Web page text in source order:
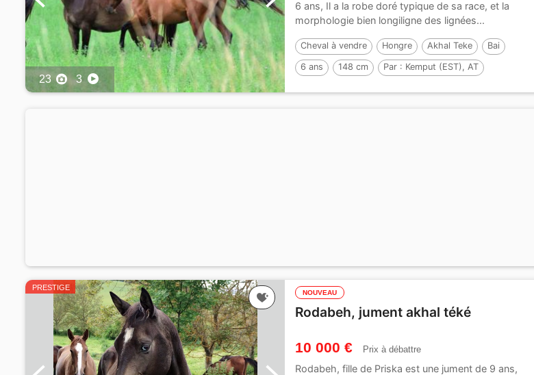
23 3
6 ans, Il a la robe doré typique de sa race, et la
morphologie bien longiligne des lignées...
Cheval à vendre Hongre Akhal Teke Bai
6 ans 148 cm Par : Kemput (EST), AT
PRESTIGE
NOUVEAU
Rodabeh, jument akhal téké
10 000 € Prix à débattre
Rodabeh, fille de Priska est une jument de 9 ans,